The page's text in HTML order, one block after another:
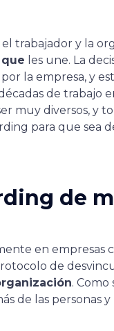
trabajador y la
les une. La
la empresa, y
de trabajo
muy diversos, y
para que sea
de
en empresas
de
. Como
de las personas y